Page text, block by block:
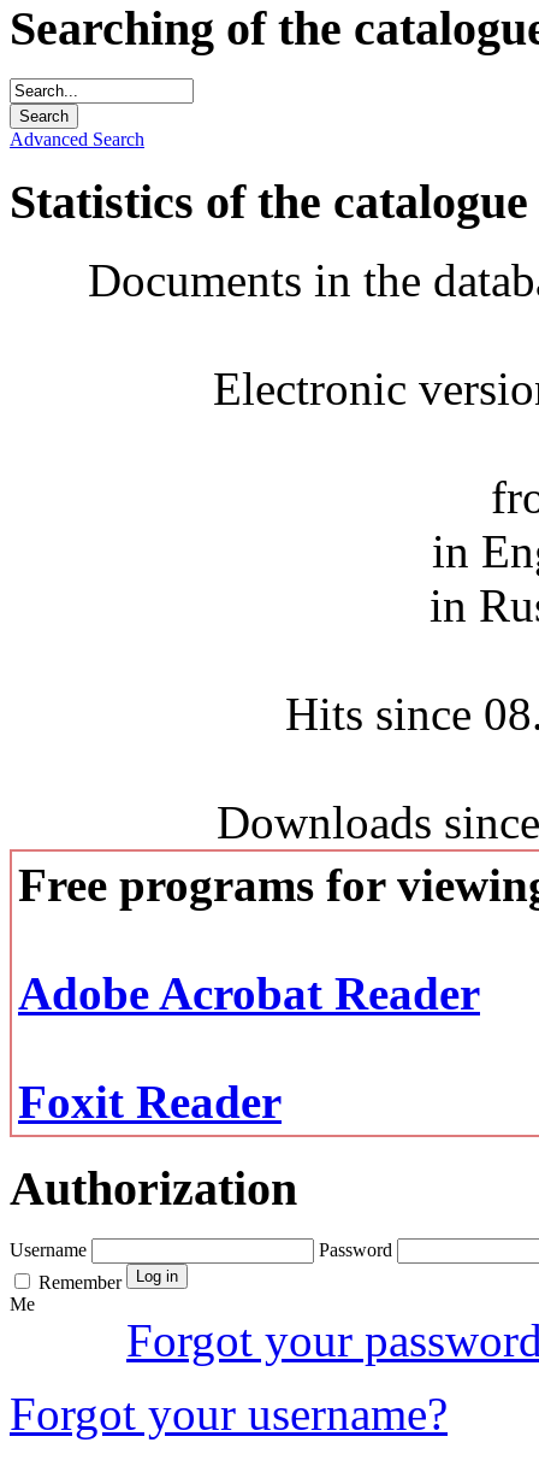
Searching of the
Advanced Search
Statistics of the catalogue
Documents in the
Electronic
in
in
Hits since
Downloads
Free programs for
Adobe Acrobat Reader
Foxit Reader
Authorization
Username
Password
Remember
Me
Forgot your
Forgot your username?